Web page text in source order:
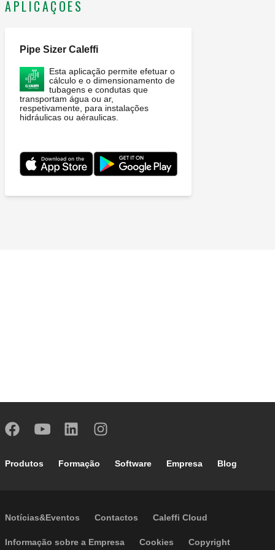
APLICAÇÕES
Pipe Sizer Caleffi
Esta aplicação permite efetuar o
cálculo e o dimensionamento de
tubagens e condutas que
transportam água ou ar,
respetivamente, para instalações
hidráulicas ou aéraulicas.
Footer main navigation
Produtos Formação Software Empresa Blog
Footer secondary navigation
Notícias&Eventos Contactos Caleffi Cloud
Footer menu
Informação sobre a Empresa Cookies Copyright